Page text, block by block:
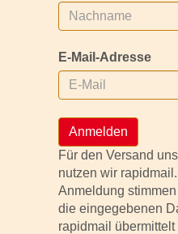
E-Mail-Adresse
Anmelden
Für den Versand
nutzen wir
Anmeldung
die eingegebenen
rapidmail übermittelt